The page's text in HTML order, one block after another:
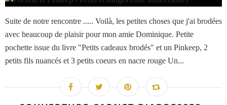
Suite de notre rencontre ..... Voilà, les petites choses que j'ai brodées
avec beaucoup de plaisir pour mon amie Dominique. Petite
pochette issue du livre "Petits cadeaux brodés" et un Pinkeep, 2
petits fils nuancés et 3 petits coeurs en nacre rouge Un...